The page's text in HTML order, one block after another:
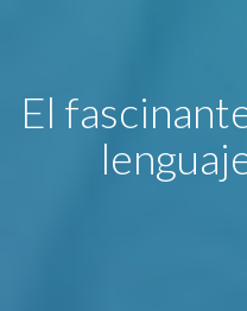
El